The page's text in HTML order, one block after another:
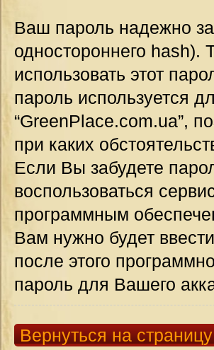
Ваш пароль надежно
одностороннего
использовать этот
пароль используется
“GreenPlace.com.ua”,
при каких
Если Вы забудете
воспользоваться
программным
Вам нужно будет
после этого
пароль для Вашего
Вернуться на